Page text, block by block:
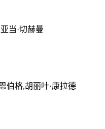
当·切赫曼
伯格,胡丽叶·康拉德